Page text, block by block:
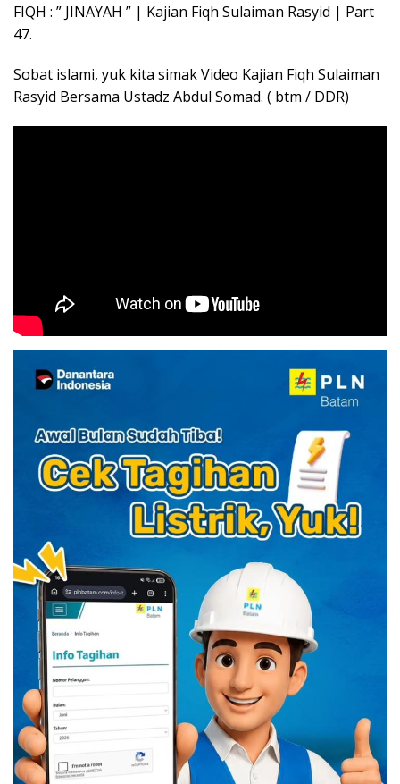
FIQH : ” JINAYAH ” | Kajian Fiqh Sulaiman Rasyid | Part
47.
Sobat islami, yuk kita simak Video Kajian Fiqh Sulaiman
Rasyid Bersama Ustadz Abdul Somad. ( btm / DDR)